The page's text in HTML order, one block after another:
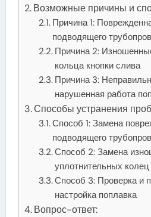
Возможные причины и
Причина 1:
подводящего
Причина 2:
кольца кнопки слива
Причина 3:
нарушенная работа
Способы устранения
Способ 1: Замена
подводящего
Способ 2: Замена
уплотнительных
Способ 3: Проверка и
настройка поплавка
Вопрос-ответ: